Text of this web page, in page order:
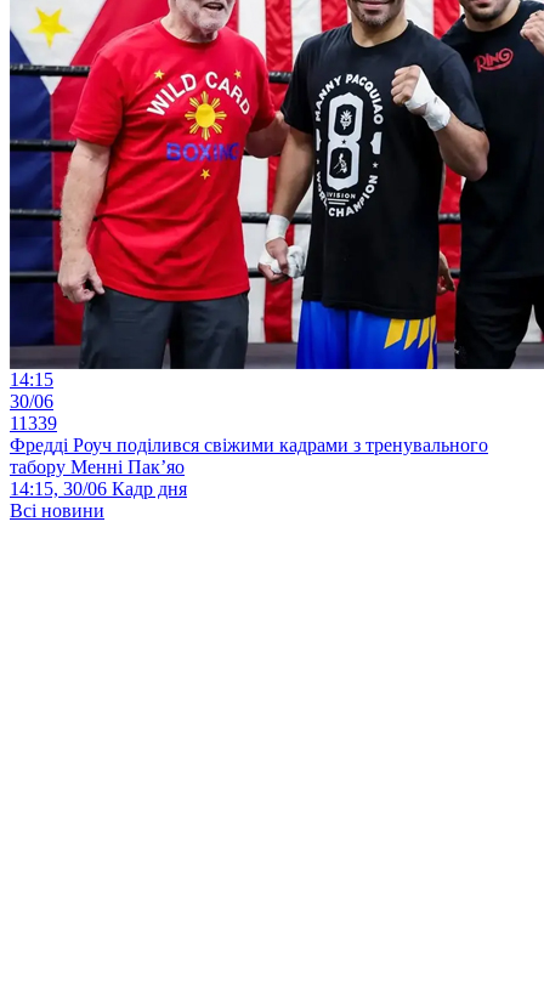
14:15
30/06
11339
Фредді Роуч поділився свіжими кадрами з тренувального
табору Менні Пак’яо
14:15, 30/06 Кадр дня
Всі новини